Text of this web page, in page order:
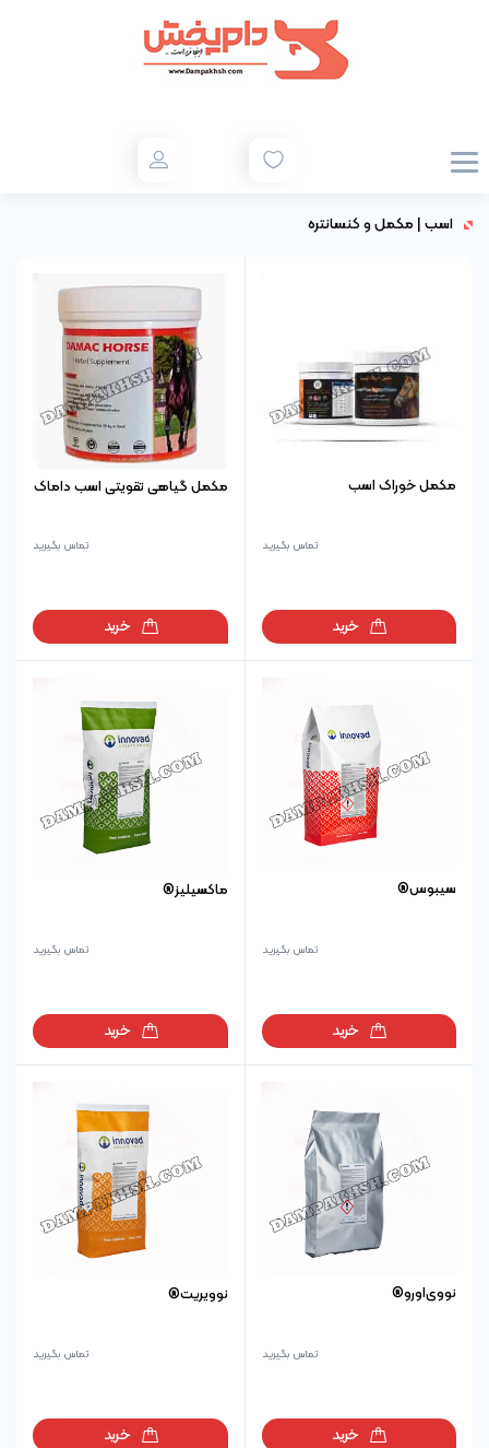
اسب| مکمل و کنسانتره
مکمل خوراک اسب
تماس بگیرید
خرید
مکمل گیاهی تقویتی اسب داماک
تماس بگیرید
خرید
سیبوس®
تماس بگیرید
خرید
ماکسیلیز®
تماس بگیرید
خرید
نووی‌اورو®
تماس بگیرید
خرید
نوویریت®
تماس بگیرید
خرید